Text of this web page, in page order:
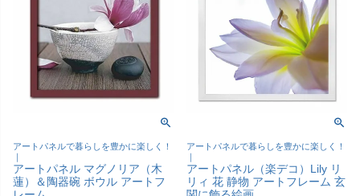
アートパネルで暮らしを豊かに楽しく！
｜
アートパネル マグノリア（木
蓮）＆陶器碗 ボウル アートフ
アートパネルで暮らしを豊かに楽しく！
｜
アートパネル（楽デコ）Lily リ
リィ 花 静物 アートフレーム 玄